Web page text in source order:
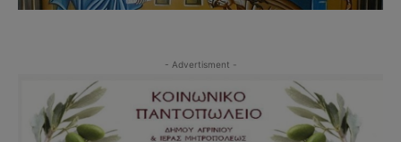
- Advertisment -